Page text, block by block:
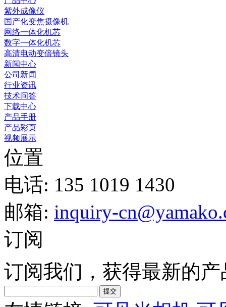
紫外成像仪
国产化变焦摄像机
网络一体化机芯
数字一体化机芯
高清电动变倍镜头
新闻中心
公司新闻
行业资讯
技术问答
下载中心
产品手册
产品彩页
视频展示
位置
电话: 135 1019 1430
邮箱: inquiry-
订阅
订阅我们，获得最新的产